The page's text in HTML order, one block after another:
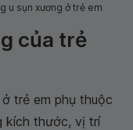
u sụn xương ở trẻ em
của trẻ
trẻ em phụ thuộc
kích thước, vị trí